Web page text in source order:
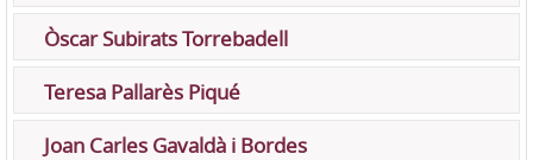
Òscar Subirats Torrebadell
Teresa Pallarès Piqué
Joan Carles Gavaldà i Bordes